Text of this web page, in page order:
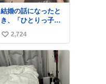
結婚の話になったと
き、「ひとりっ子だ
から僕が諦めた瞬間
に一族が潰える」
「死ぬとき1人とか
嫌」だから結婚願望
は"ある"って答えた
ものの、結局「（結
い
い
ね
数
2,724